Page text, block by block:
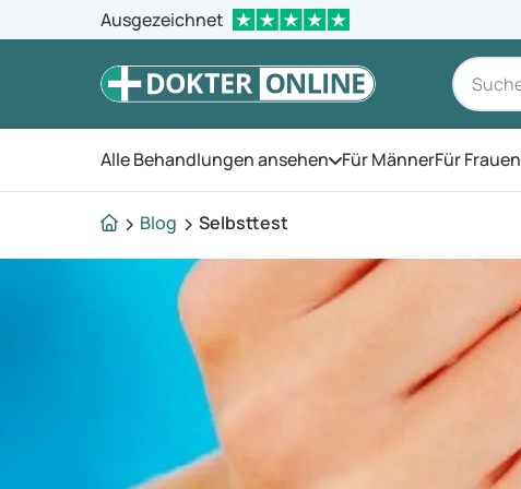
Ausgezeichnet
Alle Behandlungen ansehen Öffnen Sie das Menü
Für MännerFür Frauen
Blog Selbsttest